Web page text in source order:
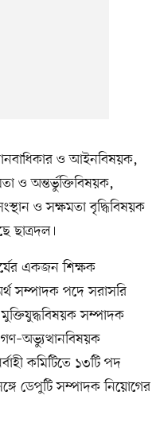
ও আইনবিষয়ক,
ও অন্তর্ভুক্তিবিষয়ক,
ও সক্ষমতা বৃদ্ধিবিষয়ক
ছাত্রদল।
একজন শিক্ষক
সম্পাদক পদে সরাসরি
সম্পাদক
কমিটিতে ১৩টি পদ
ডেপুটি সম্পাদক নিয়োগের